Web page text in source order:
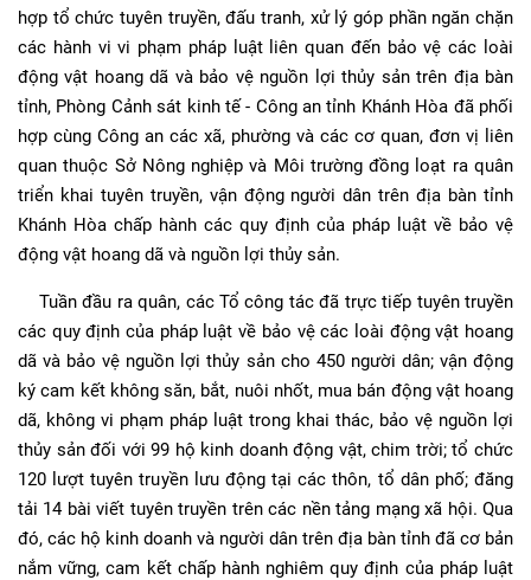
hợp tổ chức tuyên truyền, đấu tranh, xử lý góp phần ngăn chặn
các hành vi vi phạm pháp luật liên quan đến bảo vệ các loài
động vật hoang dã và bảo vệ nguồn lợi thủy sản trên địa bàn
tỉnh, Phòng Cảnh sát kinh tế - Công an tỉnh Khánh Hòa đã phối
hợp cùng Công an các xã, phường và các cơ quan, đơn vị liên
quan thuộc Sở Nông nghiệp và Môi trường đồng loạt ra quân
triển khai tuyên truyền, vận động người dân trên địa bàn tỉnh
Khánh Hòa chấp hành các quy định của pháp luật về bảo vệ
động vật hoang dã và nguồn lợi thủy sản.
Tuần đầu ra quân, các Tổ công tác đã trực tiếp tuyên truyền
các quy định của pháp luật về bảo vệ các loài động vật hoang
dã và bảo vệ nguồn lợi thủy sản cho 450 người dân; vận động
ký cam kết không săn, bắt, nuôi nhốt, mua bán động vật hoang
dã, không vi phạm pháp luật trong khai thác, bảo vệ nguồn lợi
thủy sản đối với 99 hộ kinh doanh động vật, chim trời; tổ chức
120 lượt tuyên truyền lưu động tại các thôn, tổ dân phố; đăng
tải 14 bài viết tuyên truyền trên các nền tảng mạng xã hội. Qua
đó, các hộ kinh doanh và người dân trên địa bàn tỉnh đã cơ bản
nắm vững, cam kết chấp hành nghiêm quy định của pháp luật